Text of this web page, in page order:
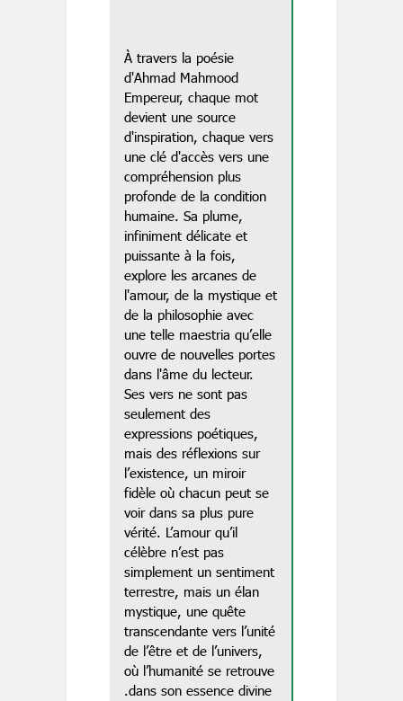
À travers la poésie
d'Ahmad Mahmood
Empereur, chaque mot
devient une source
d'inspiration, chaque vers
une clé d'accès vers une
compréhension plus
profonde de la condition
humaine. Sa plume,
infiniment délicate et
puissante à la fois,
explore les arcanes de
l'amour, de la mystique et
de la philosophie avec
une telle maestria qu’elle
ouvre de nouvelles portes
dans l'âme du lecteur.
Ses vers ne sont pas
seulement des
expressions poétiques,
mais des réflexions sur
l’existence, un miroir
fidèle où chacun peut se
voir dans sa plus pure
vérité. L’amour qu’il
célèbre n’est pas
simplement un sentiment
terrestre, mais un élan
mystique, une quête
transcendante vers l’unité
de l’être et de l’univers,
où l’humanité se retrouve
dans son essence divine.